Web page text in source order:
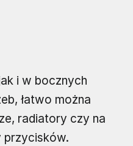
i w bocznych
łatwo można
radiatory czy na
przycisków.